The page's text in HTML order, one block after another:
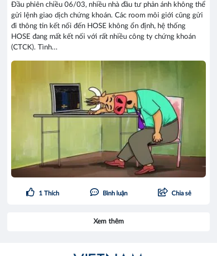
Đầu phiên chiều 06/03, nhiều nhà đầu tư phản ánh không thể
gửi lệnh giao dịch chứng khoán. Các room môi giới cũng gửi
đi thông tin kết nối đến HOSE không ổn định, hệ thống
HOSE đang mất kết nối với rất nhiều công ty chứng khoán
(CTCK). Tình...
1 Thích Bình luận Chia sẻ
Xem thêm